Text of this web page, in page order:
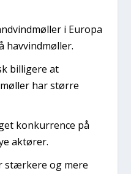
i Europa
havvindmøller.
billigere at
har større
konkurrence på
aktører.
stærkere og mere